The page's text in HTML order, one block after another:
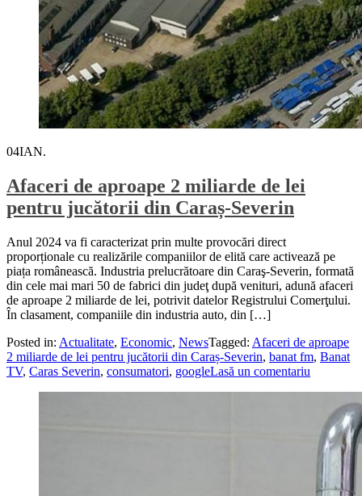
04IAN.
Afaceri de aproape 2 miliarde de lei
pentru jucătorii din Caraș-Severin
Anul 2024 va fi caracterizat prin multe provocări direct
proporționale cu realizările companiilor de elită care activează pe
piața românească. Industria prelucrătoare din Caraş-Severin, formată
din cele mai mari 50 de fabrici din judeţ după venituri, adună afaceri
de aproape 2 miliarde de lei, potrivit datelor Registrului Comerţului.
În clasament, companiile din industria auto, din […]
Posted in: Actualitate, Economic, NewsTagged: Afaceri de aproape
2 miliarde de lei pentru jucătorii din Caraș-Severin, banat fm, Banat
TV, Caras Severin, consumatori, googleLasă un comentariu